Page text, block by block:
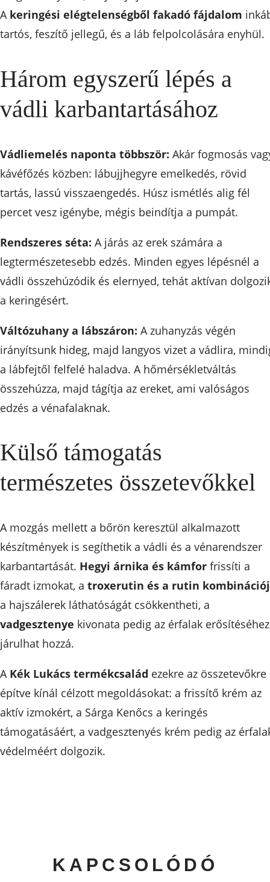
A keringési elégtelenségből fakadó fájdalom
tartós, feszítő jellegű, és a láb felpolcolására enyhül.
Három egyszerű lépés a
vádli karbantartásához
Vádliemelés naponta többször: Akár fogmosás
kávéfőzés közben: lábujjhegyre emelkedés, rövid
tartás, lassú visszaengedés. Húsz ismétlés alig fél
percet vesz igénybe, mégis beindítja a pumpát.
Rendszeres séta: A járás az erek számára a
legtermészetesebb edzés. Minden egyes lépésnél a
vádli összehúzódik és elernyed, tehát aktívan
a keringésért.
Váltózuhany a lábszáron: A zuhanyzás végén
irányítsunk hideg, majd langyos vizet a vádlira,
a lábfejtől felfelé haladva. A hőmérsékletváltás
összehúzza, majd tágítja az ereket, ami valóságos
edzés a vénafalaknak.
Külső támogatás
természetes összetevőkkel
A mozgás mellett a bőrön keresztül alkalmazott
készítmények is segíthetik a vádli és a vénarendszer
karbantartását. Hegyi árnika és kámfor frissíti a
fáradt izmokat, a troxerutin és a rutin
a hajszálerek láthatóságát csökkentheti, a
vadgesztenye kivonata pedig az érfalak erősítéséhez
járulhat hozzá.
A Kék Lukács termékcsalád ezekre az összetevőkre
építve kínál célzott megoldásokat: a frissítő krém az
aktív izmokért, a Sárga Kenőcs a keringés
támogatásáért, a vadgesztenyés krém pedig az
védelméért dolgozik.
KAPCSOLÓDÓ